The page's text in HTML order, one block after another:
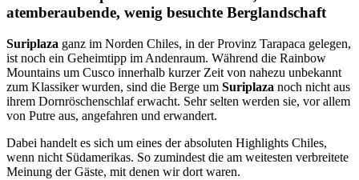
atemberaubende, wenig besuchte Berglandschaft
Suriplaza ganz im Norden Chiles, in der Provinz Tarapaca gelegen,
ist noch ein Geheimtipp im Andenraum. Während die Rainbow
Mountains um Cusco innerhalb kurzer Zeit von nahezu unbekannt
zum Klassiker wurden, sind die Berge um Suriplaza noch nicht aus
ihrem Dornröschenschlaf erwacht. Sehr selten werden sie, vor allem
von Putre aus, angefahren und erwandert.
Dabei handelt es sich um eines der absoluten Highlights Chiles,
wenn nicht Südamerikas. So zumindest die am weitesten verbreitete
Meinung der Gäste, mit denen wir dort waren.